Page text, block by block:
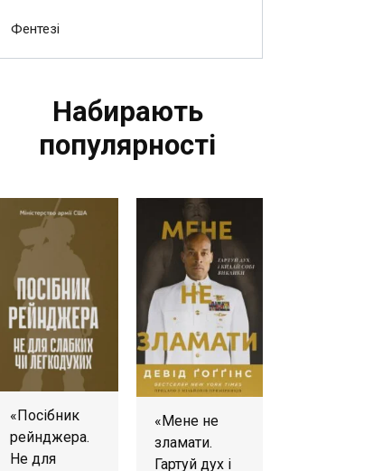
Фентезі
Набирають
популярності
«Посібник
рейнджера.
Не для
«Мене не
зламати.
Гартуй дух і